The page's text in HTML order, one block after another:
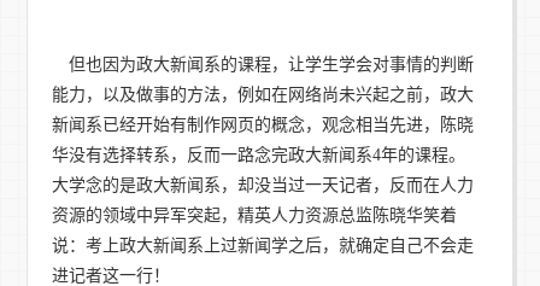
但也因为政大新闻系的课程，让学生学会对事情的判断
能力，以及做事的方法，例如在网络尚未兴起之前，政大
新闻系已经开始有制作网页的概念，观念相当先进，陈晓
华没有选择转系，反而一路念完政大新闻系4年的课程。
大学念的是政大新闻系，却没当过一天记者，反而在人力
资源的领域中异军突起，精英人力资源总监陈晓华笑着
说：考上政大新闻系上过新闻学之后，就确定自己不会走
进记者这一行！